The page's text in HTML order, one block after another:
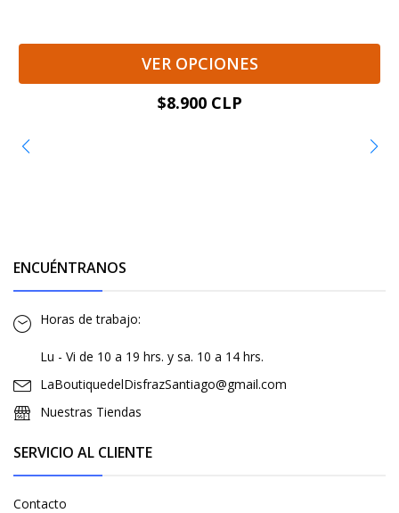
VER OPCIONES
$8.900 CLP
ENCUÉNTRANOS
Horas de trabajo:
Lu - Vi de 10 a 19 hrs. y sa. 10 a 14 hrs.
LaBoutiquedelDisfrazSantiago@gmail.com
Nuestras Tiendas
SERVICIO AL CLIENTE
Contacto